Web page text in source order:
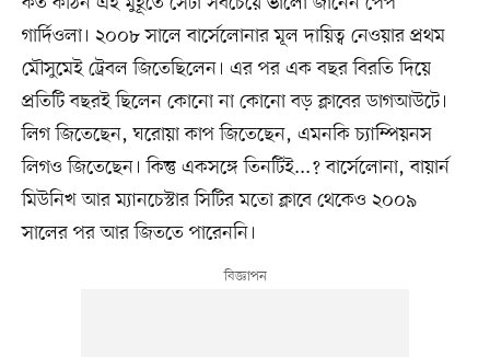
গার্দিওলা। ২০০৮ সালে বার্সেলোনার মূল দায়িত্ব নেওয়ার প্রথম
মৌসুমেই ট্রেবল জিতেছিলেন। এর পর এক বছর বিরতি দিয়ে
প্রতিটি বছরই ছিলেন কোনো না কোনো বড় ক্লাবের ডাগআউটে।
লিগ জিতেছেন, ঘরোয়া কাপ জিতেছেন, এমনকি চ্যাম্পিয়নস
লিগও জিতেছেন। কিন্তু একসঙ্গে তিনটিই...? বার্সেলোনা, বায়ার্ন
মিউনিখ আর ম্যানচেস্টার সিটির মতো ক্লাবে থেকেও ২০০৯
সালের পর আর জিততে পারেননি।